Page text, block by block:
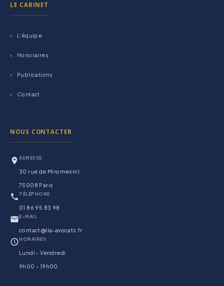
LE CABINET
L'équipe
Honoraires
Publications
Contact
NOUS CONTACTER
ADRESSE
30 rue de Miromesnil
75008 Paris
TÉLÉPHONE
01 86 95 83 98
E-MAIL
contact@lla-avocats.fr
HORAIRES
Lundi - Vendredi
9h00 - 19h00